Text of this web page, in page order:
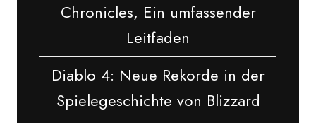
Chronicles, Ein umfassender
Leitfaden
Diablo 4: Neue Rekorde in der
Spielegeschichte von Blizzard